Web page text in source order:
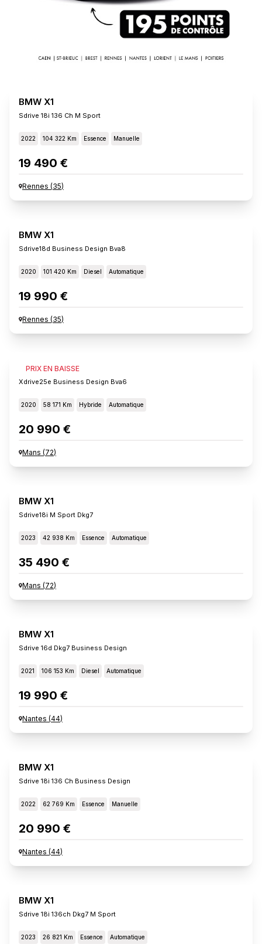
BMW X1
Sdrive 18i 136 Ch M Sport
2022 104 322 Km Essence Manuelle
19 490 €
Rennes (35)
BMW X1
Sdrive18d Business Design Bva8
2020 101 420 Km Diesel Automatique
19 990 €
Rennes (35)
PRIX EN BAISSE
BMW X1
Xdrive25e Business Design Bva6
2020 58 171 Km Hybride Automatique
20 990 €
Mans (72)
BMW X1
Sdrive18i M Sport Dkg7
2023 42 938 Km Essence Automatique
35 490 €
Mans (72)
BMW X1
Sdrive 16d Dkg7 Business Design
2021 106 153 Km Diesel Automatique
19 990 €
Nantes (44)
BMW X1
Sdrive 18i 136 Ch Business Design
2022 62 769 Km Essence Manuelle
20 990 €
Nantes (44)
BMW X1
Sdrive 18i 136ch Dkg7 M Sport
2023 26 821 Km Essence Automatique